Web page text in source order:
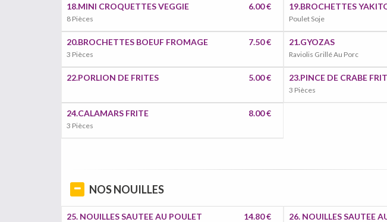
18.MINI CROQUETTES VEGGIE
8 Pièces
6.00 € 19.BROCHETTES
Poulet Soje
20.BROCHETTES BOEUF FROMAGE
3 Pièces
7.50 € 21.GYOZAS
Raviolis Grillé Au Porc
22.PORLION DE FRITES 5.00 € 23.PINCE DE CRABE
3 Pièces
24.CALAMARS FRITE
3 Pièces
8.00 €
NOS NOUILLES
25. NOUILLES SAUTEE AU POULET 14.80 € 26. NOUILLES SAUTEE